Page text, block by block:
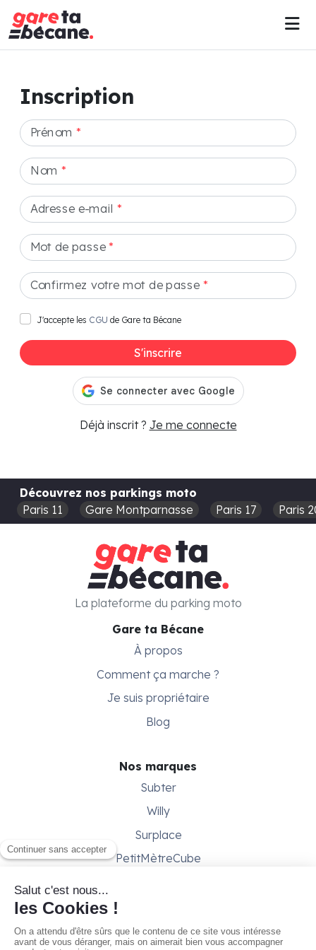
Inscription
Prénom *
Nom *
Adresse e-mail *
Mot de passe*
Confirmez votre mot de passe *
J'accepte les CGU de Gare ta Bécane
S'inscrire
Déjà inscrit ? Je me connecte
Découvrez nos parkings moto
Paris 11
Gare Montparnasse Paris 17 Paris
Gare ta Bécane
À propos
Comment ça marche ?
Je suis propriétaire
Blog
Nos marques
Subter
Willy
Surplace
PetitMètreCube
Besoin d'aide ?
La plateforme du parking moto